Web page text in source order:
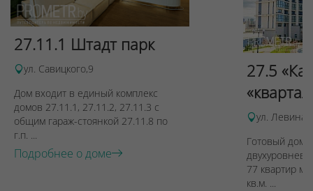
27.11.1 Штадт парк
ул. Савицкого,9
Дом входит в единый комплекс
домов 27.11.1, 27.11.2, 27.11.3 с
общим гараж-стоянкой 27.11.8 по
г.п. ...
Подробнее о доме
27.5
ул. Левина,
Готовый дом
77 квартир
кв.м. ...